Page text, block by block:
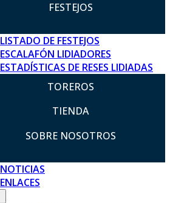
FESTEJOS
LISTADO DE FESTEJOS
ESCALAFÓN LIDIADORES
ESTADÍSTICAS DE RESES LIDIADAS
TOREROS
TIENDA
SOBRE NOSOTROS
NOTICIAS
ENLACES